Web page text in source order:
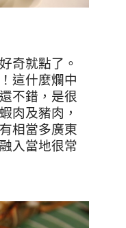
奇就點了。
這什麼爛中
不錯，是很
肉及豬肉，
相當多廣東
入當地很常